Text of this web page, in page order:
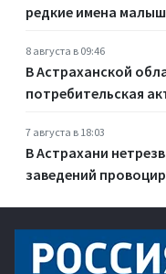
редкие имена
8 августа в 09:46
В Астраханской
потребительская
7 августа в 18:03
В Астрахани
заведений